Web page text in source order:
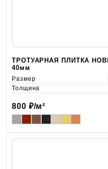
ТРОТУАРНАЯ ПЛИТКА
40мм
Размер
Толщина
800 ₽/м²